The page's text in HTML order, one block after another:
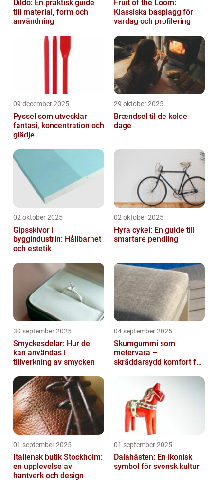
Dildo: En praktisk guide
till material, form och
användning
Fruit of the Loom:
Klassiska basplagg för
vardag och profilering
09 december 2025
Pyssel som utvecklar
fantasi, koncentration och
glädje
29 oktober 2025
Brændsel til de kolde
dage
02 oktober 2025
Gipsskivor i
byggindustrin: Hållbarhet
och estetik
02 oktober 2025
Hyra cykel: En guide till
smartare pendling
30 september 2025
Smyckesdelar: Hur de
kan användas i
tillverkning av smycken
04 september 2025
Skumgummi som
metervara –
skräddarsydd komfort för
01 september 2025
Italiensk butik Stockholm:
en upplevelse av
hantverk och design
01 september 2025
Dalahästen: En ikonisk
symbol för svensk kultur